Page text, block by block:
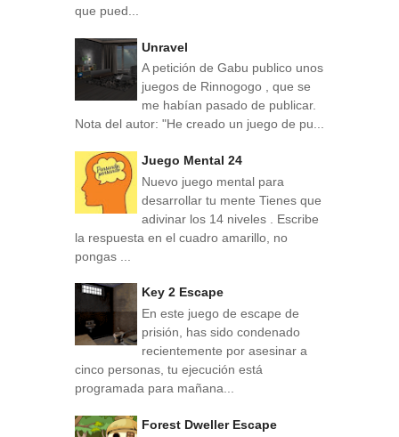
que pued...
Unravel
A petición de Gabu publico unos
juegos de Rinnogogo , que se
me habían pasado de publicar.
Nota del autor: "He creado un juego de pu...
Juego Mental 24
Nuevo juego mental para
desarrollar tu mente Tienes que
adivinar los 14 niveles . Escribe
la respuesta en el cuadro amarillo, no
pongas ...
Key 2 Escape
En este juego de escape de
prisión, has sido condenado
recientemente por asesinar a
cinco personas, tu ejecución está
programada para mañana...
Forest Dweller Escape